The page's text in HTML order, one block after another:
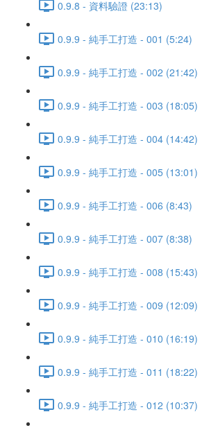
0.9.8 - 資料驗證 (23:13)
0.9.9 - 純手工打造 - 001 (5:24)
0.9.9 - 純手工打造 - 002 (21:42)
0.9.9 - 純手工打造 - 003 (18:05)
0.9.9 - 純手工打造 - 004 (14:42)
0.9.9 - 純手工打造 - 005 (13:01)
0.9.9 - 純手工打造 - 006 (8:43)
0.9.9 - 純手工打造 - 007 (8:38)
0.9.9 - 純手工打造 - 008 (15:43)
0.9.9 - 純手工打造 - 009 (12:09)
0.9.9 - 純手工打造 - 010 (16:19)
0.9.9 - 純手工打造 - 011 (18:22)
0.9.9 - 純手工打造 - 012 (10:37)